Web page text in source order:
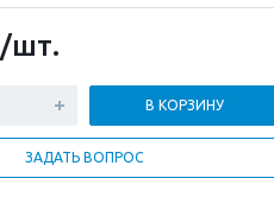
/шт.
В КОРЗИНУ
ЗАДАТЬ ВОПРОС